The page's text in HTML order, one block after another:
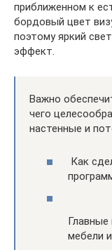
приближенном к
бордовый цвет
поэтому яркий
эффект.
Важно
чего
настенные и
Как
мебели